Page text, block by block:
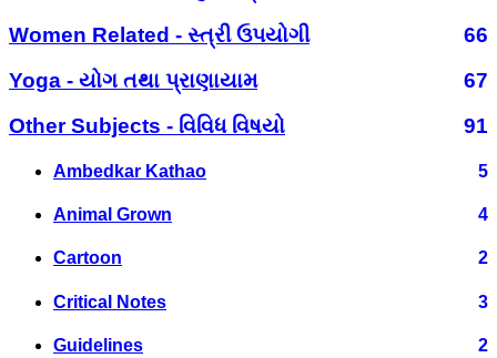
Women Related - સ્ત્રી ઉપયોગી
66
Yoga - યોગ તથા પ્રાણાયામ
67
Other Subjects - વિવિધ વિષયો
91
Ambedkar Kathao 5
Animal Grown 4
Cartoon 2
Critical Notes 3
Guidelines 2